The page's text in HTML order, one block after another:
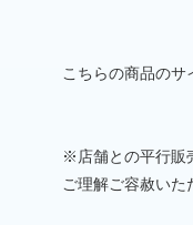
こちらの商品の
※店舗との平行販
ご理解ご容赦い